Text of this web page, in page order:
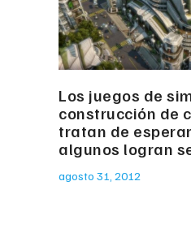
Los juegos de
construcción de
tratan de
algunos logran
agosto 31, 2012